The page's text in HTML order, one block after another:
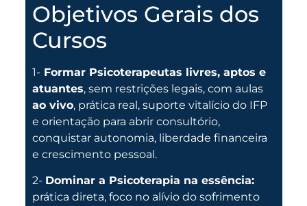
Objetivos Gerais dos
Cursos
1-Formar Psicoterapeutas livres, aptos e
atuantes, sem restrições legais, com aulas
ao vivo, prática real, suporte vitalício do IFP
e orientação para abrir consultório,
conquistar autonomia, liberdade financeira
e crescimento pessoal.
2- Dominar a Psicoterapia na essência:
prática direta, foco no alívio do sofrimento